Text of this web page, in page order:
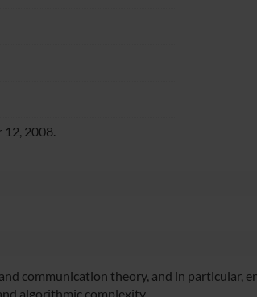
12, 2008.
communication theory, and in particular,
algorithmic complexity.